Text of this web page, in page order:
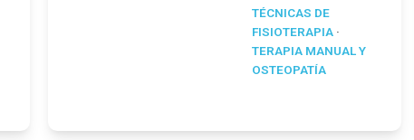
TÉCNICAS DE
FISIOTERAPIA·
TERAPIA MANUAL Y
OSTEOPATÍA